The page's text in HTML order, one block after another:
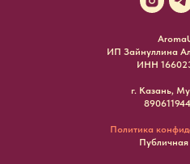
ИП Зайнуллина
ИНН
г. Казань,
Политика